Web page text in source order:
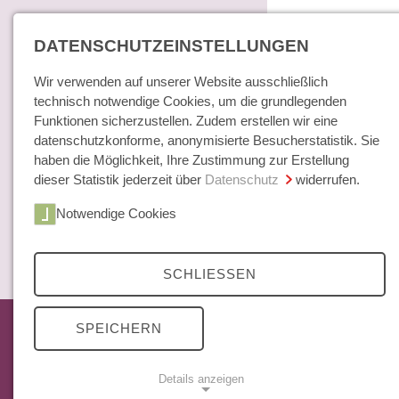
Home
Bücher / E-Books
35
den
DATENSCHUTZEINSTELLUNGEN
Wir verwenden auf unserer Website ausschließlich
technisch notwendige Cookies, um die grundlegenden
Funktionen sicherzustellen. Zudem erstellen wir eine
datenschutzkonforme, anonymisierte Besucherstatistik. Sie
haben die Möglichkeit, Ihre Zustimmung zur Erstellung
dieser Statistik jederzeit über Datenschutz widerrufen.
Notwendige Cookies
SCHLIESSEN
SPEICHERN
Details anzeigen